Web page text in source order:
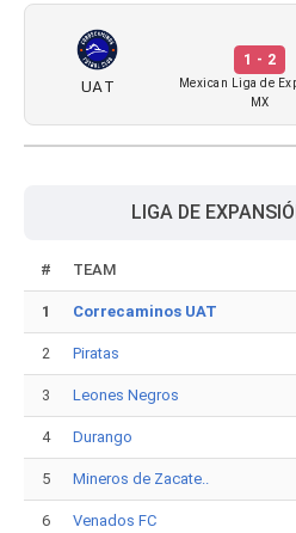
UAT
1 - 2
Mexican Liga de
MX
LIGA DE
# TEAM
1 Correcaminos UAT
2 Piratas
3 Leones Negros
4 Durango
5 Mineros de Zacate..
6 Venados FC